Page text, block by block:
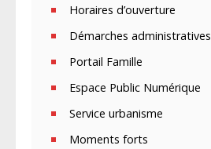
Horaires d’ouverture
Démarches administratives
Portail Famille
Espace Public Numérique
Service urbanisme
Moments forts